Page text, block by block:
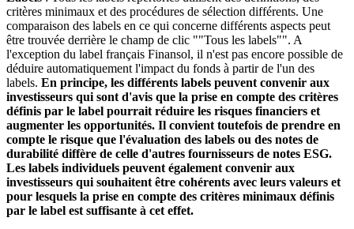
critères minimaux et des procédures de sélection différents. Une
comparaison des labels en ce qui concerne différents aspects peut
être trouvée derrière le champ de clic ""Tous les labels"". A
l'exception du label français Finansol, il n'est pas encore possible de
déduire automatiquement l'impact du fonds à partir de l'un des
labels. En principe, les différents labels peuvent convenir aux
investisseurs qui sont d'avis que la prise en compte des critères
définis par le label pourrait réduire les risques financiers et
augmenter les opportunités. Il convient toutefois de prendre en
compte le risque que l'évaluation des labels ou des notes de
durabilité diffère de celle d'autres fournisseurs de notes ESG.
Les labels individuels peuvent également convenir aux
investisseurs qui souhaitent être cohérents avec leurs valeurs et
pour lesquels la prise en compte des critères minimaux définis
par le label est suffisante à cet effet.